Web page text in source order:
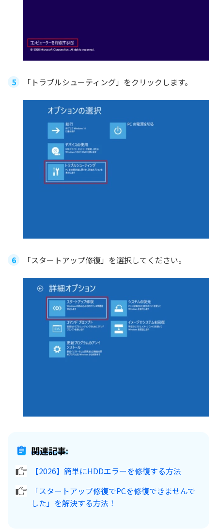
「トラブルシューティング」をクリックします。
「スタートアップ修復」を選択してください。
関連記事:
【2026】簡単にHDDエラーを修復する方法
「スタートアップ修復でPCを修復できませんで
した」を解決する方法！